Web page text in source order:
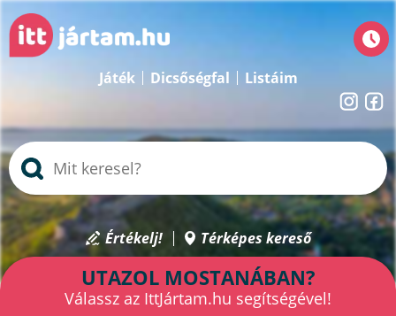
Játék Dicsőségfal Listáim
Értékelj! Térképes kereső
UTAZOL MOSTANÁBAN?
Válassz az IttJártam.hu segítségével!